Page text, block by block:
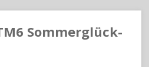
Sommerglück-